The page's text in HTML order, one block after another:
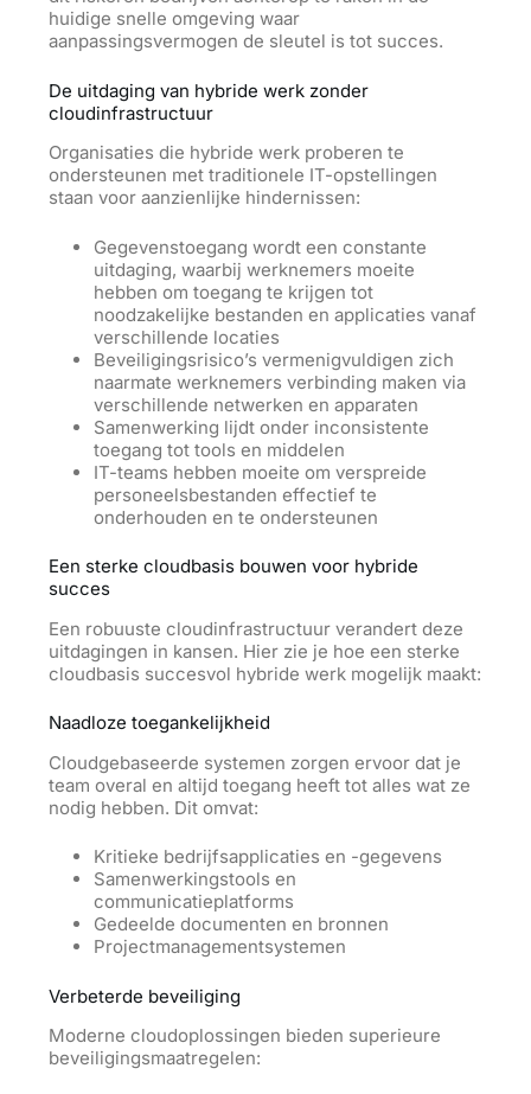
huidige snelle omgeving waar
aanpassingsvermogen de sleutel is tot succes.
De uitdaging van hybride werk zonder
cloudinfrastructuur
Organisaties die hybride werk proberen te
ondersteunen met traditionele IT-opstellingen
staan voor aanzienlijke hindernissen:
Gegevenstoegang wordt een constante
uitdaging, waarbij werknemers moeite
hebben om toegang te krijgen tot
noodzakelijke bestanden en applicaties vanaf
verschillende locaties
Beveiligingsrisico’s vermenigvuldigen zich
naarmate werknemers verbinding maken via
verschillende netwerken en apparaten
Samenwerking lijdt onder inconsistente
toegang tot tools en middelen
IT-teams hebben moeite om verspreide
personeelsbestanden effectief te
onderhouden en te ondersteunen
Een sterke cloudbasis bouwen voor hybride
succes
Een robuuste cloudinfrastructuur verandert deze
uitdagingen in kansen. Hier zie je hoe een sterke
cloudbasis succesvol hybride werk mogelijk maakt:
Naadloze toegankelijkheid
Cloudgebaseerde systemen zorgen ervoor dat je
team overal en altijd toegang heeft tot alles wat ze
nodig hebben. Dit omvat:
Kritieke bedrijfsapplicaties en -gegevens
Samenwerkingstools en
communicatieplatforms
Gedeelde documenten en bronnen
Projectmanagementsystemen
Verbeterde beveiliging
Moderne cloudoplossingen bieden superieure
beveiligingsmaatregelen: